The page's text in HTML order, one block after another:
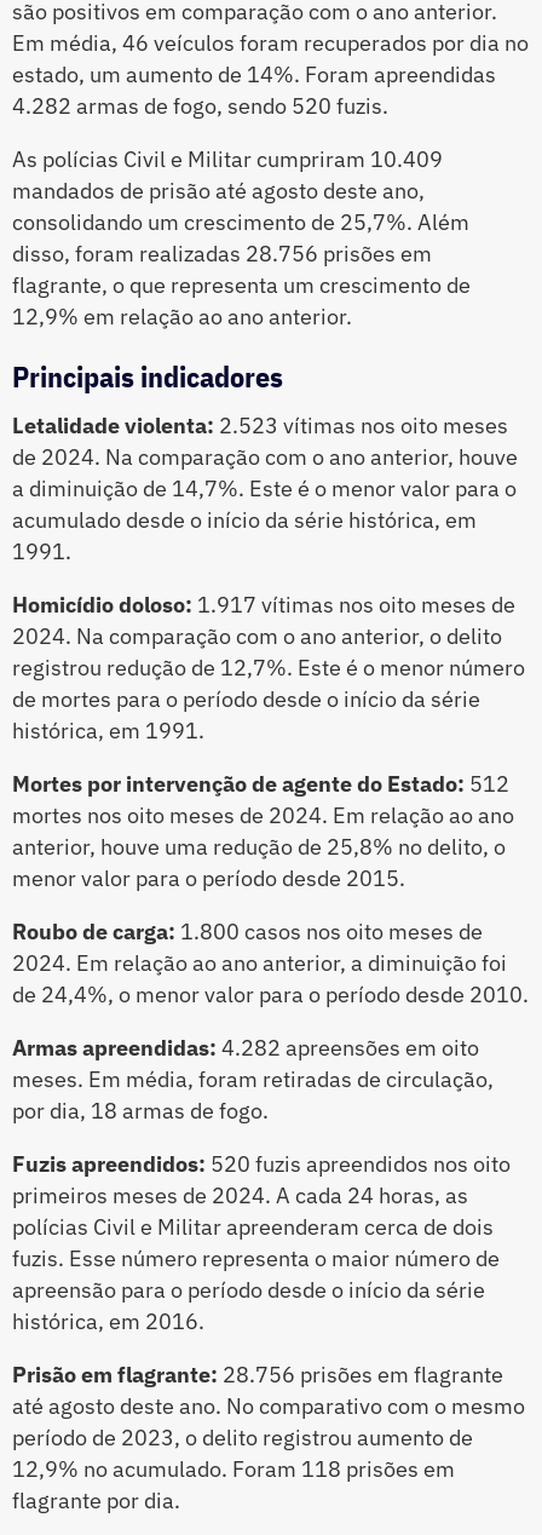
são positivos em comparação com o ano anterior.
Em média, 46 veículos foram recuperados por dia no
estado, um aumento de 14%. Foram apreendidas
4.282 armas de fogo, sendo 520 fuzis.
As polícias Civil e Militar cumpriram 10.409
mandados de prisão até agosto deste ano,
consolidando um crescimento de 25,7%. Além
disso, foram realizadas 28.756 prisões em
flagrante, o que representa um crescimento de
12,9% em relação ao ano anterior.
Principais indicadores
Letalidade violenta: 2.523 vítimas nos oito meses
de 2024. Na comparação com o ano anterior, houve
a diminuição de 14,7%. Este é o menor valor para o
acumulado desde o início da série histórica, em
1991.
Homicídio doloso: 1.917 vítimas nos oito meses de
2024. Na comparação com o ano anterior, o delito
registrou redução de 12,7%. Este é o menor número
de mortes para o período desde o início da série
histórica, em 1991.
Mortes por intervenção de agente do Estado: 512
mortes nos oito meses de 2024. Em relação ao ano
anterior, houve uma redução de 25,8% no delito, o
menor valor para o período desde 2015.
Roubo de carga: 1.800 casos nos oito meses de
2024. Em relação ao ano anterior, a diminuição foi
de 24,4%, o menor valor para o período desde 2010.
Armas apreendidas: 4.282 apreensões em oito
meses. Em média, foram retiradas de circulação,
por dia, 18 armas de fogo.
Fuzis apreendidos: 520 fuzis apreendidos nos oito
primeiros meses de 2024. A cada 24 horas, as
polícias Civil e Militar apreenderam cerca de dois
fuzis. Esse número representa o maior número de
apreensão para o período desde o início da série
histórica, em 2016.
Prisão em flagrante: 28.756 prisões em flagrante
até agosto deste ano. No comparativo com o mesmo
período de 2023, o delito registrou aumento de
12,9% no acumulado. Foram 118 prisões em
flagrante por dia.